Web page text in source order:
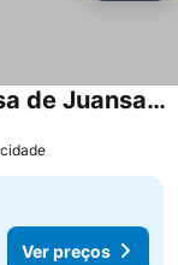
Logis Hotel Restaurante La Casa de Juansabeli
Ver preços